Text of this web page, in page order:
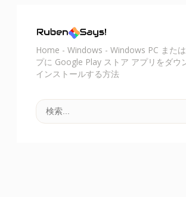
Home - Windows - Windows PC また
プに Google Play ストア アプリをダウ
インストールする方法